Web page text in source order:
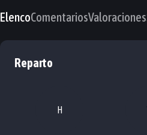
ElencoComentariosValoraciones
Reparto
H